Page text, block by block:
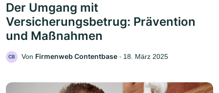
Der Umgang mit
Versicherungsbetrug: Prävention
und Maßnahmen
CB Von Firmenweb Contentbase ‧ 18. März 2025